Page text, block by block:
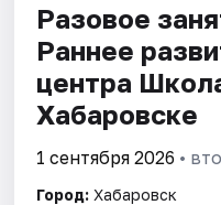
Разовое
Раннее
центра
Хабаровске
1 сентября 2026 •
Город: Хабаровск